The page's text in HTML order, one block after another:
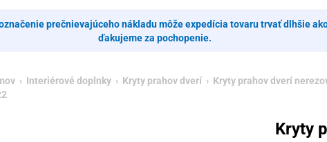
prečnievajúceho nákladu môže expedícia tovaru trvať dlhšie
ďakujeme za pochopenie.
› Interiérové doplnky › Kryty prahov dverí › Kryty prahov dverí
Kryty